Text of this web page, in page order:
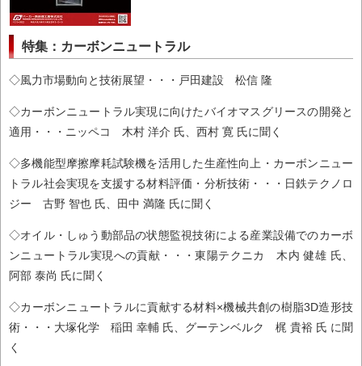
特集：カーボンニュートラル
◇風力市場動向と技術展望・・・戸田建設 松信 隆
◇カーボンニュートラル実現に向けたバイオマスグリースの開発と
適用・・・ニッペコ 木村 洋介 氏、西村 寛 氏に聞く
◇多機能型摩擦摩耗試験機を活用した生産性向上・カーボンニュー
トラル社会実現を支援する材料評価・分析技術・・・日鉄テクノロ
ジー 古野 智也 氏、田中 満隆 氏に聞く
◇オイル・しゅう動部品の状態監視技術による産業設備でのカーボ
ンニュートラル実現への貢献・・・東陽テクニカ 木内 健雄 氏、
阿部 泰尚 氏に聞く
◇カーボンニュートラルに貢献する材料×機械共創の樹脂3D造形技
術・・・大塚化学 稲田 幸輔 氏、グーテンベルク 梶 貴裕 氏 に聞
く